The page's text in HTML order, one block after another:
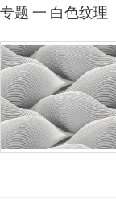
专题 一 白色纹理